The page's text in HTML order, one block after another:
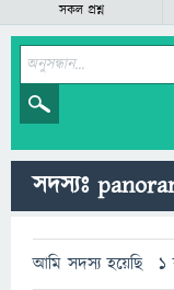
সকল প্রশ্ন
সদস্যঃ
আমি সদস্য হয়েছি 1